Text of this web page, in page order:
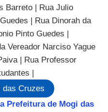
Barreto | Rua Julio
| Rua Dinorah da
Pinto Guedes |
Vereador Narciso Yague
| Rua Professor
|
das Cruzes
Prefeitura de Mogi das